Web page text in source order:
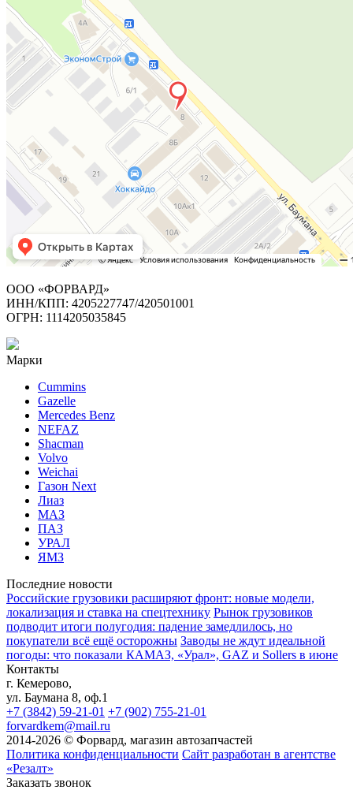
ООО «ФОРВАРД»
ИНН/КПП: 4205227747/420501001
ОГРН: 1114205035845
Марки
Cummins
Gazelle
Mercedes Benz
NEFAZ
Shacman
Volvo
Weichai
Газон Next
Лиаз
МАЗ
ПАЗ
УРАЛ
ЯМЗ
Последние новости
Российские грузовики расширяют фронт: новые модели,
локализация и ставка на спецтехнику Рынок грузовиков
подводит итоги полугодия: падение замедлилось, но
покупатели всё ещё осторожны Заводы не ждут идеальной
погоды: что показали КАМАЗ, «Урал», GAZ и Sollers в июне
Контакты
г. Кемерово,
ул. Баумана 8, оф.1
+7 (3842) 59-21-01 +7 (902) 755-21-01
forvardkem@mail.ru
2014-2026 © Форвард, магазин автозапчастей
Политика конфиденциальности Сайт разработан в агентстве
«Резалт»
Заказать звонок